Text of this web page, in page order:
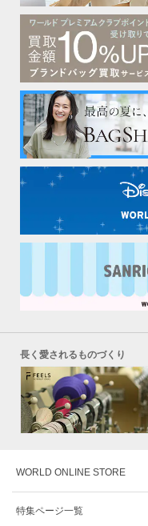
長く愛されるものづくり
WORLD ONLINE STORE
特集ページ一覧